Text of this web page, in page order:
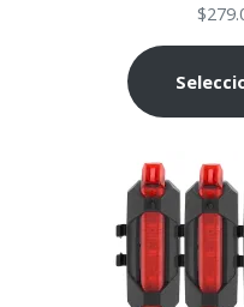
$